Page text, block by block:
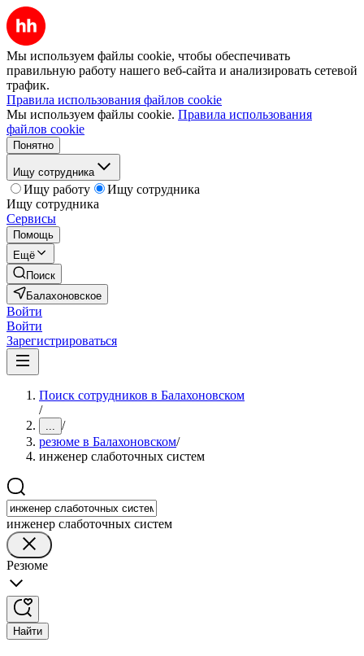
Мы используем файлы cookie, чтобы обеспечивать
правильную работу нашего веб-сайта и анализировать сетевой
трафик.
Правила использования файлов cookie
Мы используем файлы cookie. Правила использования
файлов cookie
Понятно
Ищу сотрудника
Ищу работу
Ищу сотрудника
Ищу сотрудника
Сервисы
Помощь
Ещё
Поиск
Балахоновское
Войти
Войти
Зарегистрироваться
Поиск сотрудников в Балахоновском
/
... /
резюме в Балахоновском/
инженер слаботочных систем
инженер слаботочных систем
Резюме
Найти